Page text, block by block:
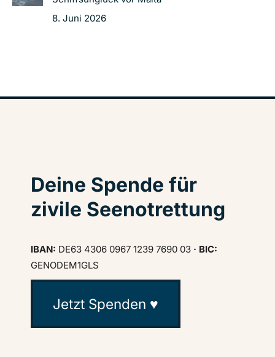
8. Juni 2026
Deine Spende für
zivile Seenotrettung
IBAN: DE63 4306 0967 1239 7690 03 · BIC:
GENODEM1GLS
Jetzt Spenden ♥